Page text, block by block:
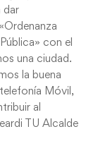
dar
con el
una ciudad.
la buena
Móvil,
al
TU Alcalde